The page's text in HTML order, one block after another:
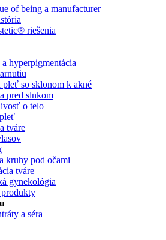
of being a manufacturer
riešenia
hyperpigmentácia
pleť so sklonom k ​​akné
pred slnkom
o telo
tváre
kruhy pod očami
tváre
gynekológia
a séra